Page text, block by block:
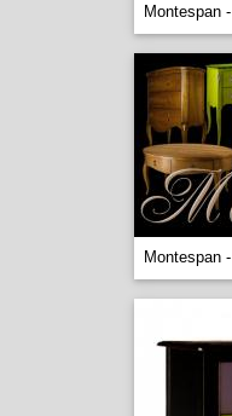
Montespan -
Montespan -